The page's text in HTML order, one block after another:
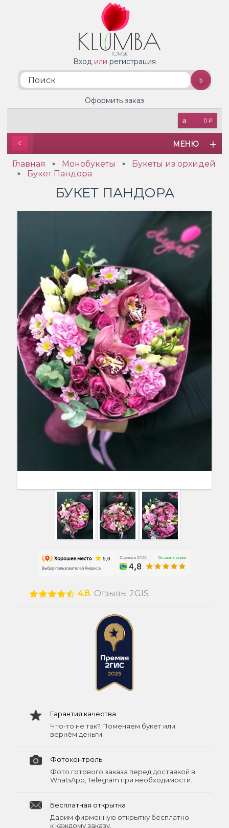
Вход или регистрация
0 ₽
Оформить заказ
МЕНЮ
Главная » Монобукеты » Букеты из орхидей
» Букет Пандора
БУКЕТ ПАНДОРА
4.8 Отзывы 2GIS
Гарантия качества
Что-то не так? Поменяем букет или
вернём деньги.
Фотоконтроль
Фото готового заказа перед доставкой в
WhatsApp, Telegram при необходимости.
Бесплатная открытка
Дарим фирменную открытку бесплатно
к каждому заказу.